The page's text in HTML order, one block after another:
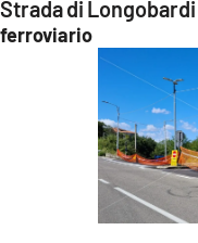
Strada di Longobardi
ferroviario